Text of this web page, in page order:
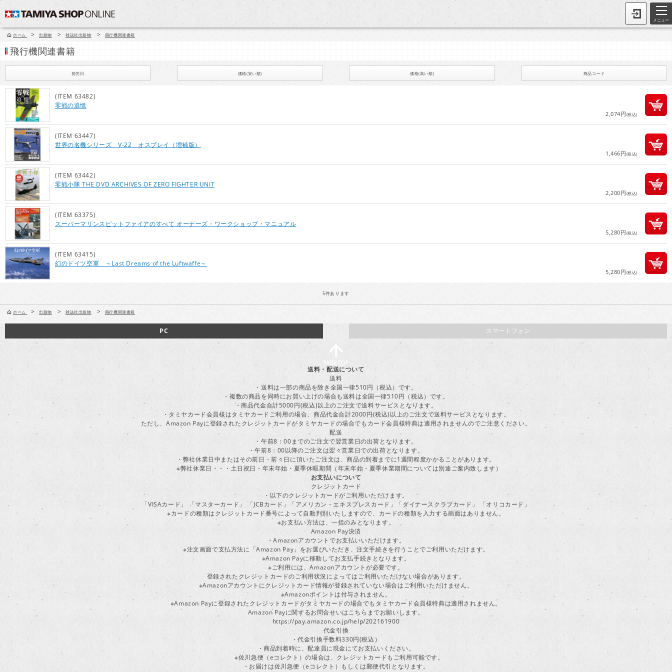
メニュー
ホーム > 出版物 > 雑誌社出版物 > 飛行機関連書籍
飛行機関連書籍
発売日 価格(安い順) 価格(高い順) 商品コード
(ITEM 63482)
零戦の追憶
2,074円(税込)
(ITEM 63447)
世界の名機シリーズ V-22 オスプレイ（増補版）
1,466円(税込)
(ITEM 63442)
零戦小隊 THE DVD ARCHIVES OF ZERO FIGHTER UNIT
2,200円(税込)
(ITEM 63375)
スーパーマリンスピットファイアのすべて オーナーズ・ワークショップ・マニュアル
5,280円(税込)
(ITEM 63415)
幻のドイツ空軍 ～Last Dreams of the Luftwaffe～
5,280円(税込)
5件あります
ホーム > 出版物 > 雑誌社出版物 > 飛行機関連書籍
スマートフォン
PC
送料・配送について
送料
・送料は一部の商品を除き全国一律510円（税込）です。
・複数の商品を同時にお買い上げの場合も送料は全国一律510円（税込）です。
・商品代金合計5000円(税込)以上のご注文で送料サービスとなります。
・タミヤカード会員様はタミヤカードご利用の場合、商品代金合計2000円(税込)以上のご注文で送料サービスとなります。
ただし、Amazon Payに登録されたクレジットカードがタミヤカードの場合でもカード会員様特典は適用されませんのでご注意ください。
配送
・午前8：00までのご注文で翌営業日の出荷となります。
・午前8：00以降のご注文は翌々営業日での出荷となります。
・弊社休業日中またはその前日・前々日に頂いたご注文は、商品の到着までに1週間程度かかることがあります。
※弊社休業日・・・土日祝日・年末年始・夏季休暇期間（年末年始・夏季休業期間については別途ご案内致します）
お支払いについて
クレジットカード
・以下のクレジットカードがご利用いただけます。
「VISAカード」 「マスターカード」 「JCBカード」「アメリカン・エキスプレスカード」「ダイナースクラブカード」 「オリコカード」
※カードの種類はクレジットカード番号によって自動判別いたしますので、カードの種類を入力する画面はありません。
※お支払い方法は、一括のみとなります。
Amazon Pay決済
・Amazonアカウントでお支払いいただけます。
※注文画面で支払方法に「Amazon Pay」をお選びいただき、注文手続きを行うことでご利用いただけます。
※Amazon Payに移動してお支払手続きとなります。
※ご利用には、Amazonアカウントが必要です。
登録されたクレジットカードのご利用状況によってはご利用いただけない場合があります。
※Amazonアカウントにクレジットカード情報が登録されていない場合はご利用いただけません。
※Amazonポイントは付与されません。
※Amazon Payに登録されたクレジットカードがタミヤカードの場合でもタミヤカード会員様特典は適用されません。
Amazon Payに関するお問合せいはこちらまでお願いします。
https://pay.amazon.co.jp/help/202161900
代金引換
・代金引換手数料330円(税込）
・商品到着時に、配達員に現金にてお支払いください。
※佐川急便（eコレクト）の場合は、クレジットカードもご利用可能です。
・お届けは佐川急便（eコレクト）もしくは郵便代引となります。